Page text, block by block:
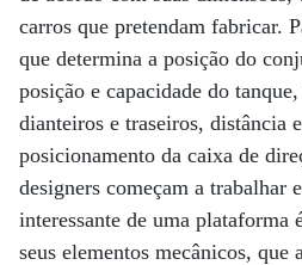
carros que pretendam fabricar.
que determina a posição do
posição e capacidade do
dianteiros e traseiros, distância
posicionamento da caixa de
designers começam a trabalhar
interessante de uma plataforma
seus elementos mecânicos, que